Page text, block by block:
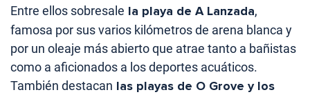
Entre ellos sobresale la playa de A Lanzada,
famosa por sus varios kilómetros de arena blanca y
por un oleaje más abierto que atrae tanto a bañistas
como a aficionados a los deportes acuáticos.
También destacan las playas de O Grove y los